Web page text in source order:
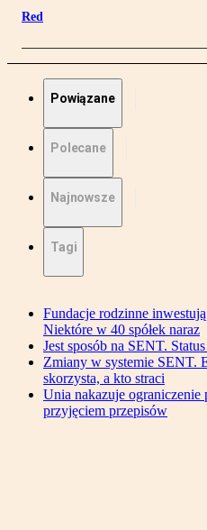
Red
Powiązane
Polecane
Najnowsze
Tagi
Fundacje rodzinne
Niektóre w 40 spółek naraz
Jest sposób na SENT.
Zmiany w systemie SENT.
skorzysta, a kto straci
Unia nakazuje ograniczenie
przyjęciem przepisów